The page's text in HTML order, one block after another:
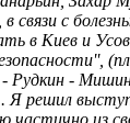
в связи с
в Киев и
- Рудкин -
решил
частично из